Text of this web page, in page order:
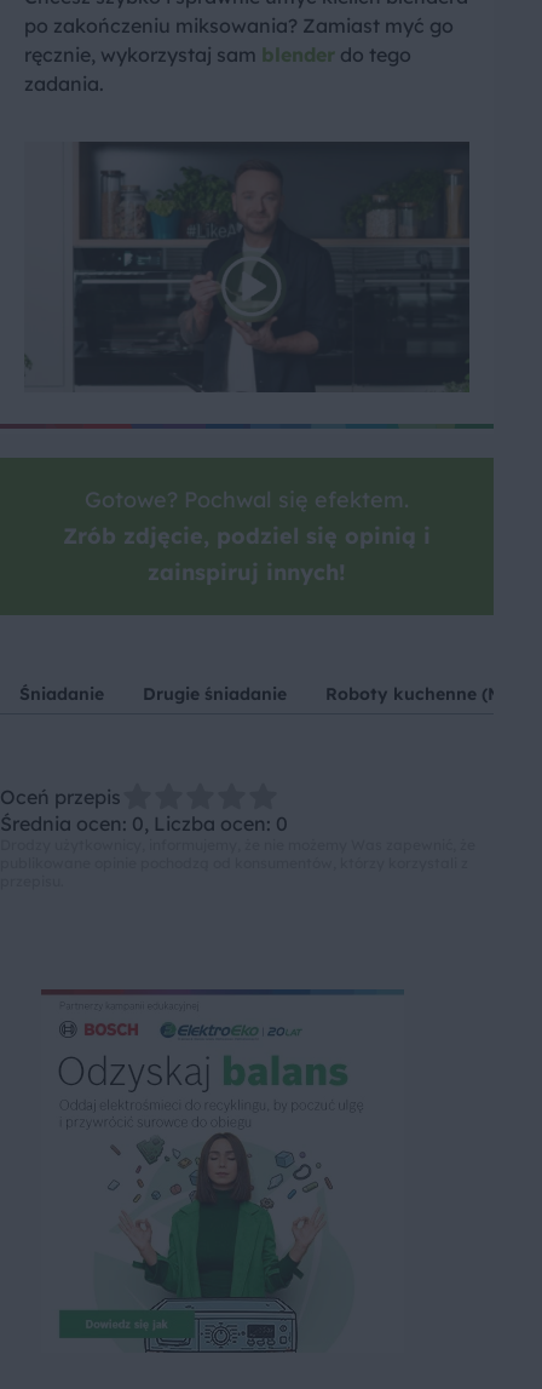
po zakończeniu miksowania? Zamiast myć go
ręcznie, wykorzystaj sam blender do tego
zadania.
Gotowe? Pochwal się efektem.
Zrób zdjęcie, podziel się opinią i
zainspiruj innych!
Śniadanie Drugie śniadanie Roboty kuchenne (MUM)
Oceń przepis
Średnia ocen: 0, Liczba ocen: 0